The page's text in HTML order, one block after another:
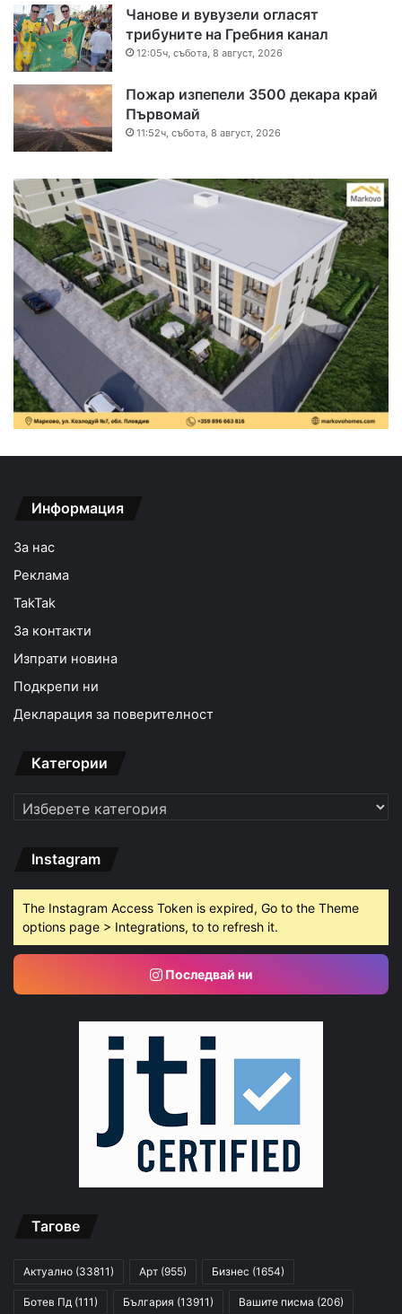
Чанове и вувузели огласят
трибуните на Гребния канал
12:05ч, събота, 8 август, 2026
Пожар изпепели 3500 декара край
Първомай
11:52ч, събота, 8 август, 2026
Информация
За нас
Реклама
TakTak
За контакти
Изпрати новина
Подкрепи ни
Декларация за поверителност
Категории
Категории
Instagram
The Instagram Access Token is expired, Go to the Theme
options page > Integrations, to to refresh it.
Последвай ни
Тагове
Актуално (33811) Арт (955) Бизнес (1654)
Ботев Пд (111) България (13911) Вашите писма (206)